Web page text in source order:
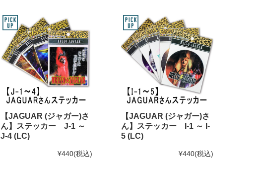
【JAGUAR (ジャガー)さ
ん】ステッカー J-1 ～
J-4 (LC)
¥440(税込)
【JAGUAR (ジャガー)さ
ん】ステッカー I-1 ～ I-
5 (LC)
¥440(税込)